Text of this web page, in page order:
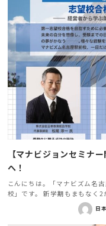
【マナビジョンセミナ
へ！
こんにちは。「マナビズム名
校」です。 新学期もまもなく
日